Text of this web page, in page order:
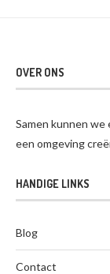
OVER ONS
Samen kunnen
een omgeving
HANDIGE LINKS
Blog
Contact